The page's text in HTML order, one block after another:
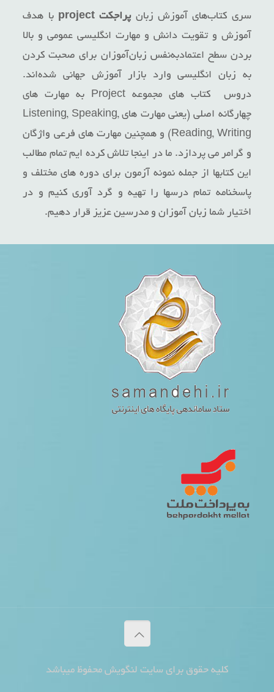
سری کتاب‌های آموزش زبانپراجکت project با هدف
آموزش و تقویت دانش و مهارت انگلیسی عمومی و بالا
بردن سطح اعتمادبه‌نفس زبان‌آموزان برای صحبت کردن
به زبان انگلیسی وارد بازار آموزش جهانی شده‌اند.
دروس کتاب های مجموعه Project به مهارت های
چهارگانه اصلی (یعنی مهارت های Listening, Speaking,
Reading, Writing) و همچنین مهارت های فرعی واژگان
و گرامر می پردازد. ما در اینجا تلاش کرده ایم تمام مطالب
این کتابها از جمله نمونه آزمون برای دوره های مختلف و
پاسخنامه تمام درسها را تهیه و گرد آوری کنیم و در
اختیار شما زبان آموزان و مدرسین عزیز قرار دهیم.
کلیه حقوق برای سایت لنگویش محفوظ میباشد